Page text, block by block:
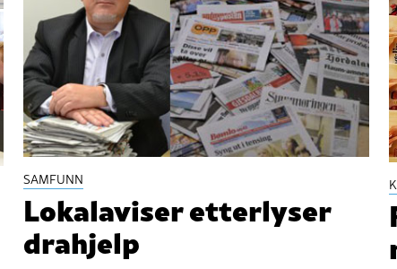
SAMFUNN
Lokalaviser etterlyser
drahjelp